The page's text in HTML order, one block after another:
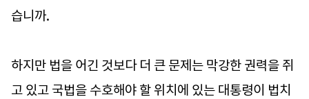
습니까.
하지만 법을 어긴 것보다 더 큰 문제는 막강한 권력을 쥐
고 있고 국법을 수호해야 할 위치에 있는 대통령이 법치